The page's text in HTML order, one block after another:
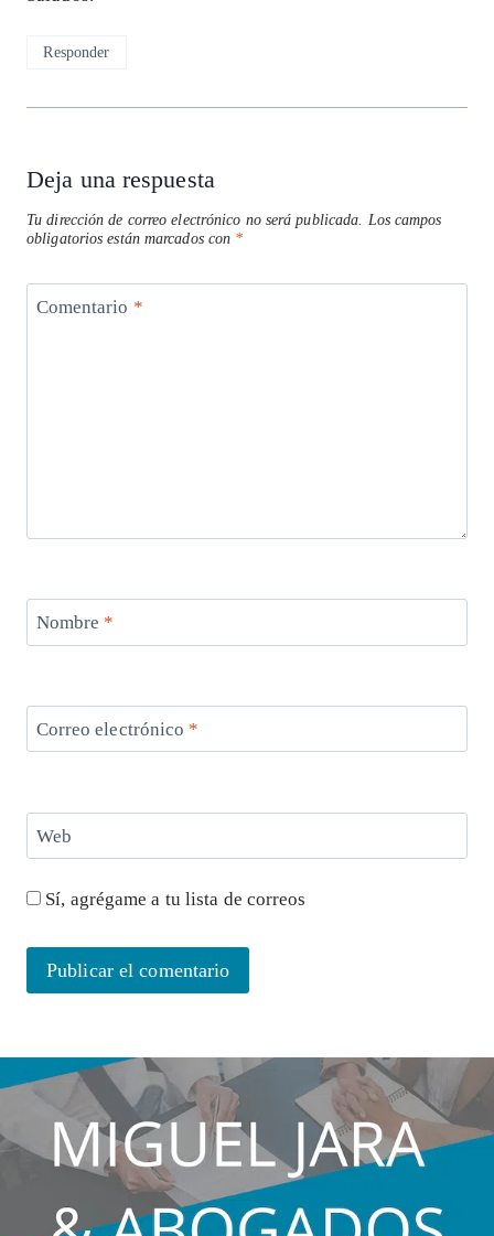
Responder
Deja una respuesta
Tu dirección de correo electrónico no será publicada.
Los campos
obligatorios están marcados con *
Comentario *
Nombre *
Correo electrónico *
Web
Sí, agrégame a tu lista de correos